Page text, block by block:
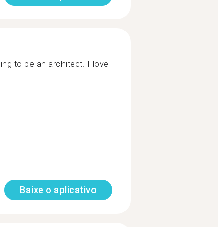
to be an architect. I love
Baixe o aplicativo